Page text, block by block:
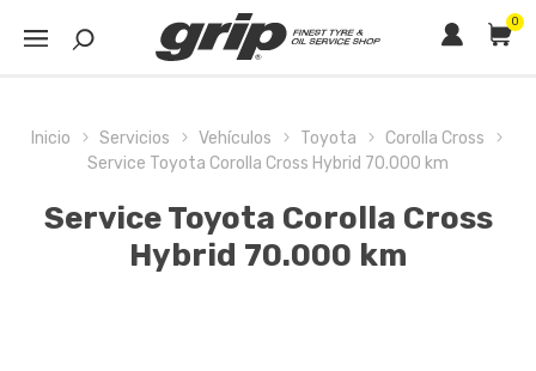
0
Inicio Servicios Vehículos Toyota
Corolla Cross
Service Toyota Corolla Cross Hybrid 70.000 km
Service Toyota Corolla Cross
Hybrid 70.000 km